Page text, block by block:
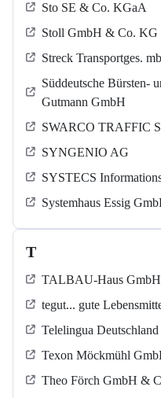
Sto SE & Co. KGaA
Stoll GmbH & Co. KG
Streck Transportges.
Süddeutsche Bürsten-
Gutmann GmbH
SWARCO TRAFFIC
SYNGENIO AG
SYSTECS
Systemhaus Essig
T
TALBAU-Haus GmbH
tegut... gute
Telelingua
Texon Möckmühl
Theo Förch GmbH &